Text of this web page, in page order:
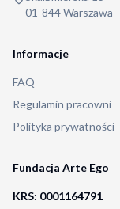
01-844 Warszawa
Informacje
FAQ
Regulamin pracowni
Polityka prywatności
Fundacja Arte Ego
KRS: 0001164791